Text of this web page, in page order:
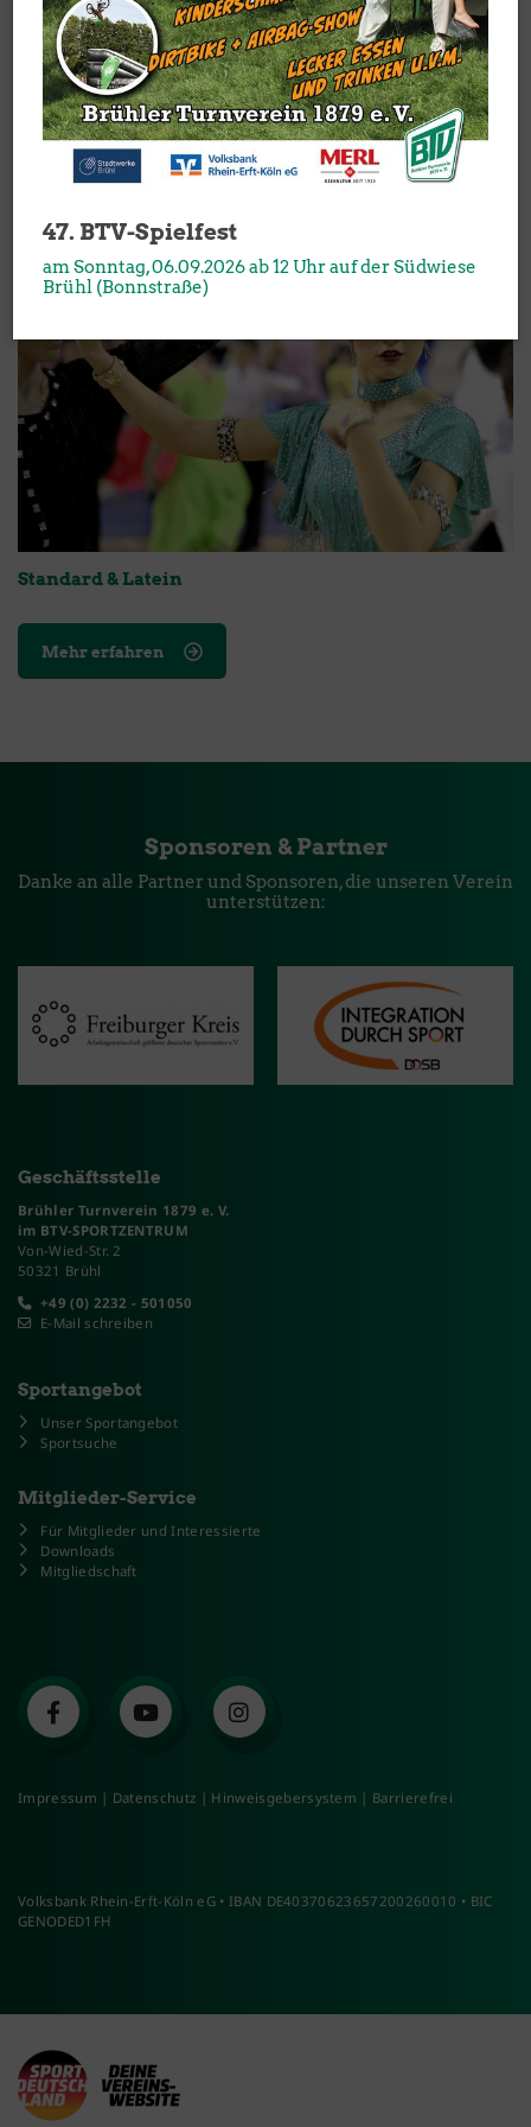
JMC-Formationen
Mehr erfahren
Standard & Latein
Mehr erfahren
Sponsoren & Partner
Danke an alle Partner und Sponsoren, die unseren Verein
unterstützen:
Geschäftsstelle
Brühler Turnverein 1879 e. V.
im BTV-SPORTZENTRUM
Von-Wied-Str. 2
50321 Brühl
+49 (0) 2232 - 501050
E-Mail schreiben
Sportangebot
Unser Sportangebot
Sportsuche
Mitglieder-Service
Für Mitglieder und Interessierte
Downloads
Mitgliedschaft
Impressum | Datenschutz | Hinweisgebersystem | Barrierefrei
Volksbank Rhein-Erft-Köln eG • IBAN DE40370623657200260010 • BIC
GENODED1FH
47. BTV-Spielfest
am Sonntag, 06.09.2026 ab 12 Uhr auf der Südwiese
Brühl (Bonnstraße)